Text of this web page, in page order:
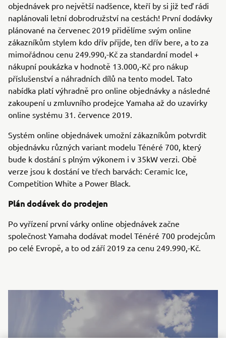
objednávek pro největší nadšence, kteří by si již teď rádi
naplánovali letní dobrodružství na cestách! První dodávky
plánované na červenec 2019 přidělíme svým online
zákazníkům stylem kdo dřív přijde, ten dřív bere, a to za
mimořádnou cenu 249.990,-Kč za standardní model +
nákupní poukázka v hodnotě 13.000,-Kč pro nákup
příslušenství a náhradních dílů na tento model. Tato
nabídka platí výhradně pro online objednávky a následné
zakoupení u zmluvního prodejce Yamaha až do uzavírky
online systému 31. července 2019.
Systém online objednávek umožní zákazníkům potvrdit
objednávku různých variant modelu Ténéré 700, který
bude k dostání s plným výkonem i v 35kW verzi. Obě
verze jsou k dostání ve třech barvách: Ceramic Ice,
Competition White a Power Black.
Plán dodávek do prodejen
Po vyřízení první várky online objednávek začne
společnost Yamaha dodávat model Ténéré 700 prodejcům
po celé Evropě, a to od září 2019 za cenu 249.990,-Kč.